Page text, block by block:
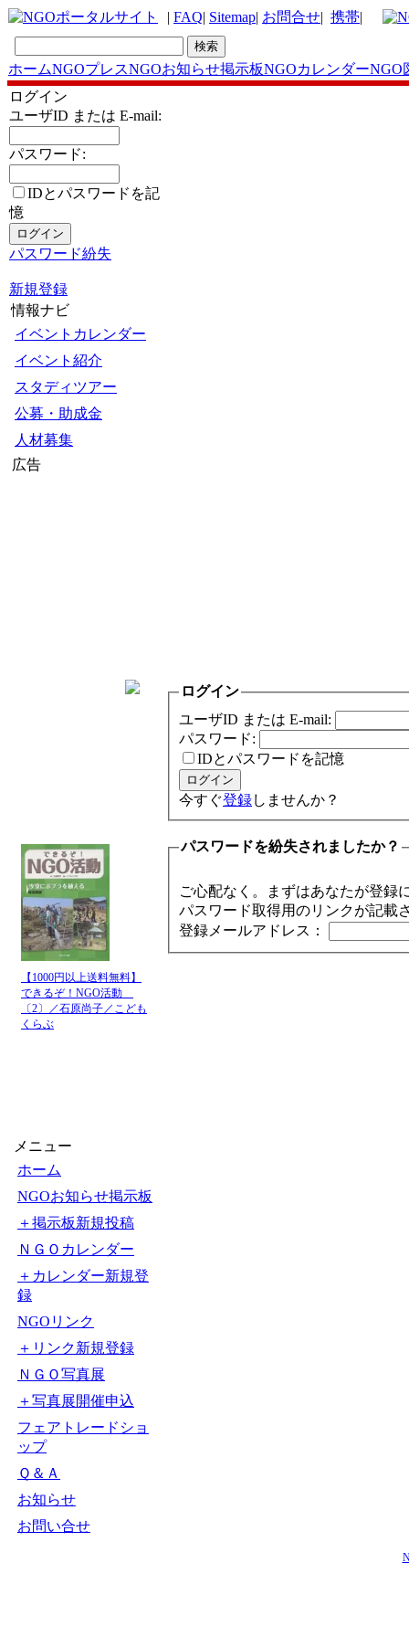
| FAQ| Sitemap| お問合せ| 携帯|
ホームNGOプレスNGOお知らせ掲示板NGOカレンダーNGO
ログイン
ユーザID または E-mail:
パスワード:
IDとパスワードを記
憶
パスワード紛失
新規登録
情報ナビ
イベントカレンダー
イベント紹介
スタディツアー
公募・助成金
人材募集
広告
【1000円以上送料無料】
できるぞ！NGO活動
〔2〕／石原尚子／こども
くらぶ
メニュー
ホーム
NGOお知らせ掲示板
＋掲示板新規投稿
ＮＧＯカレンダー
＋カレンダー新規登
録
NGOリンク
＋リンク新規登録
ＮＧＯ写真展
＋写真展開催申込
フェアトレードショ
ップ
Ｑ＆Ａ
お知らせ
お問い合せ
ログイン
ユーザID または E-mail:
パスワード:
IDとパスワードを記憶
今すぐ登録しませんか？
パスワードを紛失されましたか？
ご心配なく。まずはあなたが登録
パスワード取得用のリンクが記載
登録メールアドレス：